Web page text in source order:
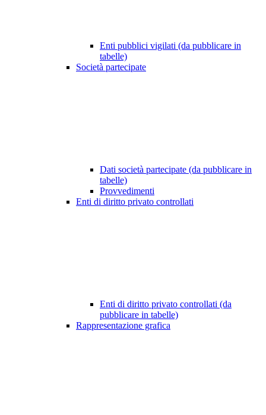
Enti pubblici vigilati (da pubblicare in
tabelle)
Società partecipate
Dati società partecipate (da pubblicare in
tabelle)
Provvedimenti
Enti di diritto privato controllati
Enti di diritto privato controllati (da
pubblicare in tabelle)
Rappresentazione grafica